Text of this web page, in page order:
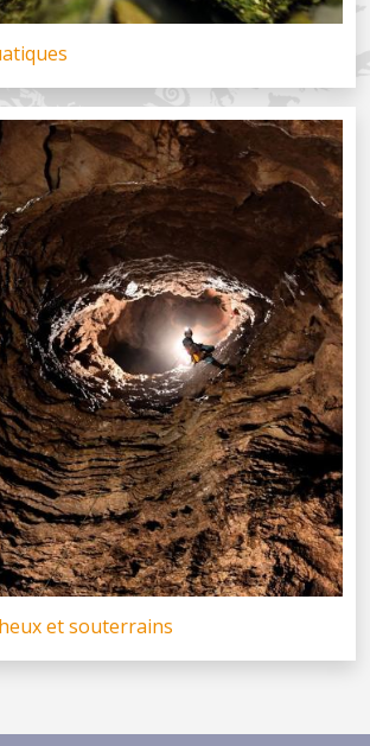
et souterrains